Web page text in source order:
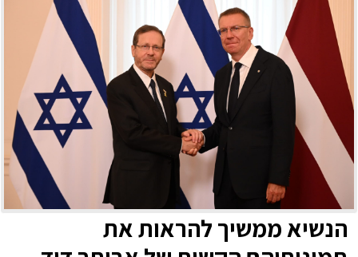
הנשיא ממשיך להראות את